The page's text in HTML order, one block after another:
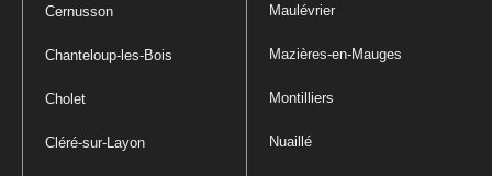
Cernusson
Chanteloup-les-Bois
Cholet
Cléré-sur-Layon
Maulévrier
Mazières-en-Mauges
Montilliers
Nuaillé